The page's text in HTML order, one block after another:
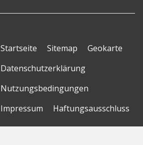
Startseite Sitemap
Geokarte
Datenschutzerklärung
Nutzungsbedingungen
Impressum
Haftungsausschluss